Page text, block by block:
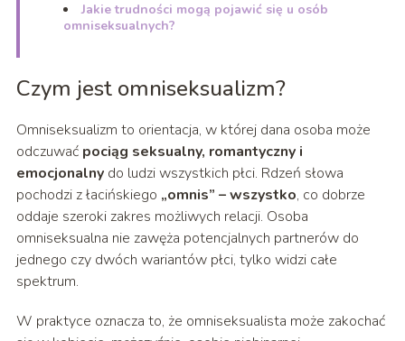
Jakie trudności mogą pojawić się u osób
omniseksualnych?
Czym jest omniseksualizm?
Omniseksualizm to orientacja, w której dana osoba może
odczuwać pociąg seksualny, romantyczny i
emocjonalnydo ludzi wszystkich płci. Rdzeń słowa
pochodzi z łacińskiego „omnis” – wszystko, co dobrze
oddaje szeroki zakres możliwych relacji. Osoba
omniseksualna nie zawęża potencjalnych partnerów do
jednego czy dwóch wariantów płci, tylko widzi całe
spektrum.
W praktyce oznacza to, że omniseksualista może zakochać